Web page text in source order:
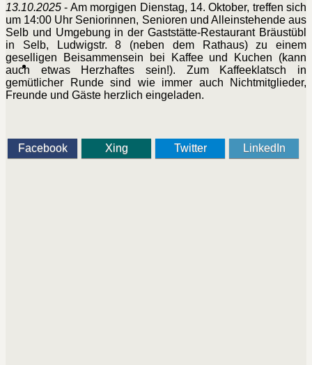
13.10.2025 - Am morgigen Dienstag, 14. Oktober, treffen sich
um 14:00 Uhr Seniorinnen, Senioren und Alleinstehende aus
Selb und Umgebung in der Gaststätte-Restaurant Bräustübl
in Selb, Ludwigstr. 8 (neben dem Rathaus) zu einem
geselligen Beisammensein bei Kaffee und Kuchen (kann
auch etwas Herzhaftes sein!). Zum Kaffeeklatsch in
gemütlicher Runde sind wie immer auch Nichtmitglieder,
Freunde und Gäste herzlich eingeladen.
Facebook Xing Twitter LinkedIn